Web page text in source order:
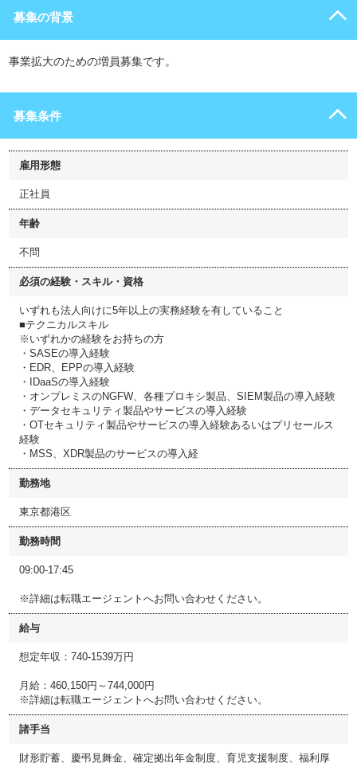
募集の背景
事業拡大のための増員募集です。
募集条件
雇用形態
正社員
年齢
不問
必須の経験・スキル・資格
いずれも法人向けに5年以上の実務経験を有していること
■テクニカルスキル
※いずれかの経験をお持ちの方
・SASEの導入経験
・EDR、EPPの導入経験
・IDaaSの導入経験
・オンプレミスのNGFW、各種プロキシ製品、SIEM製品の導入経験
・データセキュリティ製品やサービスの導入経験
・OTセキュリティ製品やサービスの導入経験あるいはプリセールス
経験
・MSS、XDR製品のサービスの導入経
勤務地
東京都港区
勤務時間
09:00-17:45
※詳細は転職エージェントへお問い合わせください。
給与
想定年収：740-1539万円
月給：460,150円～744,000円
※詳細は転職エージェントへお問い合わせください。
諸手当
財形貯蓄、慶弔見舞金、確定拠出年金制度、育児支援制度、福利厚